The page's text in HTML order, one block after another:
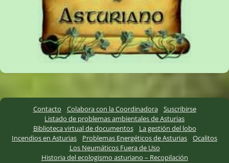
Contacto Colabora con la Coordinadora
Suscribirse
Listado de problemas ambientales de Asturias
Biblioteca virtual de documentos
La gestión del lobo
Incendios en Asturias
Problemas Energéticos de Asturias
Ocalitos
Los Neumáticos Fuera de Uso
Historia del ecologismo asturiano – Recopilación